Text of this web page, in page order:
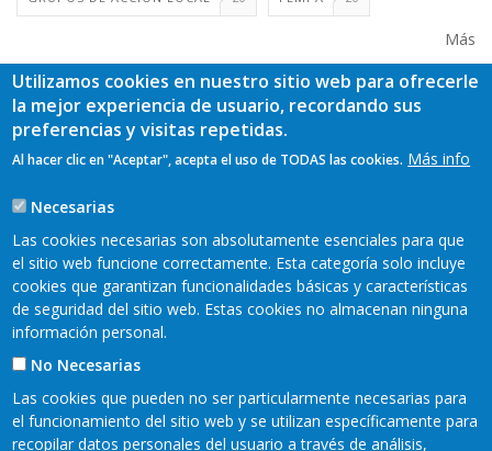
Más
Utilizamos cookies en nuestro sitio web para ofrecerle
la mejor experiencia de usuario, recordando sus
preferencias y visitas repetidas.
Al hacer clic en "Aceptar", acepta el uso de TODAS las cookies. Más info
Necesarias
Las cookies necesarias son absolutamente esenciales para que
el sitio web funcione correctamente. Esta categoría solo incluye
cookies que garantizan funcionalidades básicas y características
de seguridad del sitio web. Estas cookies no almacenan ninguna
información personal.
No Necesarias
Las cookies que pueden no ser particularmente necesarias para
el funcionamiento del sitio web y se utilizan específicamente para
recopilar datos personales del usuario a través de análisis,